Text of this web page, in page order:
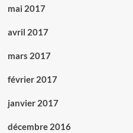
mai 2017
avril 2017
mars 2017
février 2017
janvier 2017
décembre 2016